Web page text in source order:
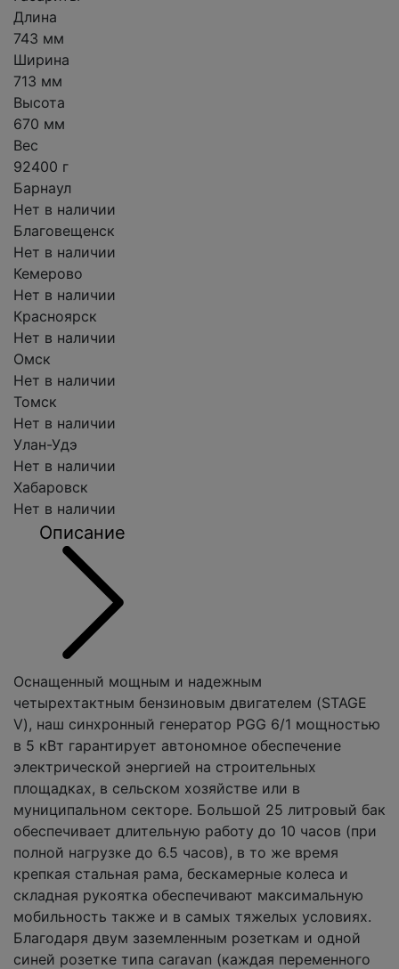
Длина
743 мм
Ширина
713 мм
Высота
670 мм
Вес
92400 г
Барнаул
Нет в наличии
Благовещенск
Нет в наличии
Кемерово
Нет в наличии
Красноярск
Нет в наличии
Омск
Нет в наличии
Томск
Нет в наличии
Улан-Удэ
Нет в наличии
Хабаровск
Нет в наличии
Описание
Оснащенный мощным и надежным
четырехтактным бензиновым двигателем (STAGE
V), наш синхронный генератор PGG 6/1 мощностью
в 5 кВт гарантирует автономное обеспечение
электрической энергией на строительных
площадках, в сельском хозяйстве или в
муниципальном секторе. Большой 25 литровый бак
обеспечивает длительную работу до 10 часов (при
полной нагрузке до 6.5 часов), в то же время
крепкая стальная рама, бескамерные колеса и
складная рукоятка обеспечивают максимальную
мобильность также и в самых тяжелых условиях.
Благодаря двум заземленным розеткам и одной
синей розетке типа caravan (каждая переменного